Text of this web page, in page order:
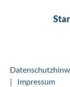
Impressum